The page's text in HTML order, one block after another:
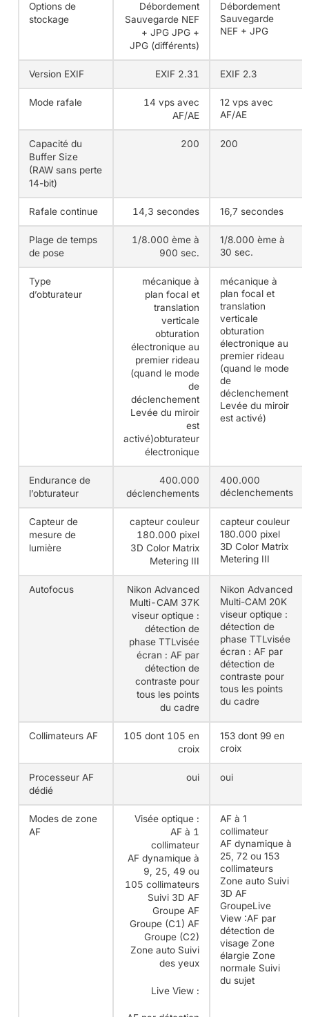
Options de
stockage
Débordement
Sauvegarde NEF
+ JPG JPG +
JPG (différents)
Débordement
Sauvegarde
NEF + JPG
Version EXIF EXIF 2.31 EXIF 2.3
Mode rafale
14 vps avec
AF/AE
12 vps avec
AF/AE
Capacité du
Buffer Size
(RAW sans perte
14-bit)
200 200
Rafale continue 14,3 secondes 16,7 secondes
Plage de temps
de pose
1/8.000 ème à
900 sec.
1/8.000 ème à
30 sec.
Type
d’obturateur
mécanique à
plan focal et
translation
verticale
obturation
électronique au
premier rideau
(quand le mode
de
déclenchement
Levée du miroir
est
activé)obturateur
électronique
mécanique à
plan focal et
translation
verticale
obturation
électronique au
premier rideau
(quand le mode
de
déclenchement
Levée du miroir
est activé)
Endurance de
l’obturateur
400.000
déclenchements
400.000
déclenchements
Capteur de
mesure de
lumière
capteur couleur
180.000 pixel
3D Color Matrix
Metering III
capteur couleur
180.000 pixel
3D Color Matrix
Metering III
Autofocus
Nikon Advanced
Multi-CAM 37K
viseur optique :
détection de
phase TTLvisée
écran : AF par
détection de
contraste pour
tous les points
du cadre
Nikon Advanced
Multi-CAM 20K
viseur optique :
détection de
phase TTLvisée
écran : AF par
détection de
contraste pour
tous les points
du cadre
Collimateurs AF
105 dont 105 en
croix
153 dont 99 en
croix
Processeur AF
dédié
oui oui
Modes de zone
AF
Visée optique :
AF à 1
collimateur
AF dynamique à
9, 25, 49 ou
105 collimateurs
Suivi 3D AF
Groupe AF
Groupe (C1) AF
Groupe (C2)
Zone auto Suivi
des yeux
Live View :
AF à 1
collimateur
AF dynamique à
25, 72 ou 153
collimateurs
Zone autoSuivi
3D AF
GroupeLive
View :AF par
détection de
visageZone
élargieZone
normaleSuivi
du sujet